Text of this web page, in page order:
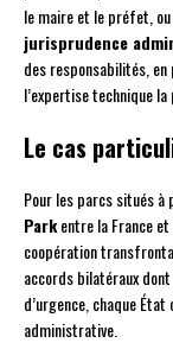
le maire et le préfet,
jurisprudence
des responsabilités,
l’expertise technique
Le cas
Pour les parcs situés
Parkentre la France et
coopération
accords bilatéraux
d’urgence, chaque
administrative.